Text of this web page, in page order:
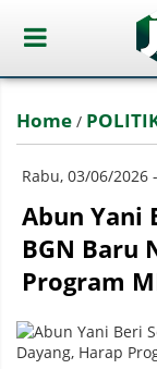
Home /
Rabu, 03/06/2026
Abun Yani
BGN Baru
Program